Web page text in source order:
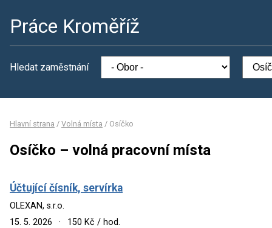
Práce Kroměříž
Hledat zaměstnání
Hlavní strana / Volná místa / Osíčko
Osíčko – volná pracovní místa
Účtující čísník, servírka
OLEXAN, s.r.o.
15. 5. 2026
· 150 Kč / hod.